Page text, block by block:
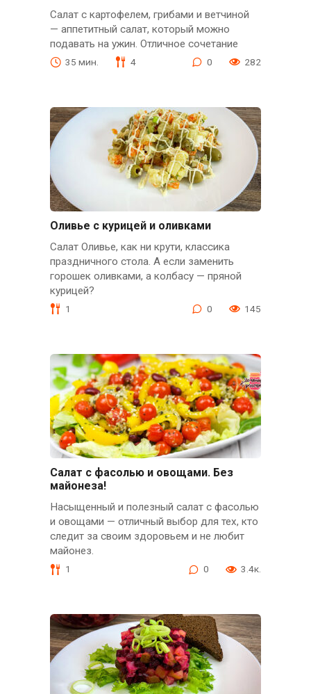
Салат с картофелем, грибами и ветчиной
— аппетитный салат, который можно
подавать на ужин. Отличное сочетание
35 мин. 4 0 282
Оливье с курицей и оливками
Салат Оливье, как ни крути, классика
праздничного стола. А если заменить
горошек оливками, а колбасу — пряной
курицей?
1 0 145
Салат с фасолью и овощами. Без
майонеза!
Насыщенный и полезный салат с фасолью
и овощами — отличный выбор для тех, кто
следит за своим здоровьем и не любит
майонез.
1 0 3.4к.